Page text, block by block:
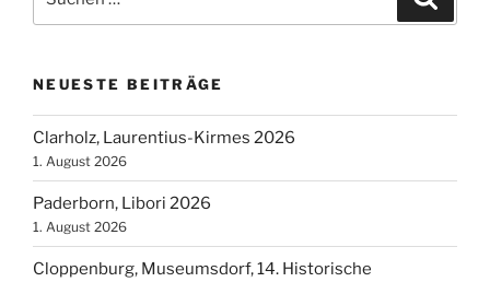
nach:
NEUESTE BEITRÄGE
Clarholz, Laurentius-Kirmes 2026
1. August 2026
Paderborn, Libori 2026
1. August 2026
Cloppenburg, Museumsdorf, 14. Historische